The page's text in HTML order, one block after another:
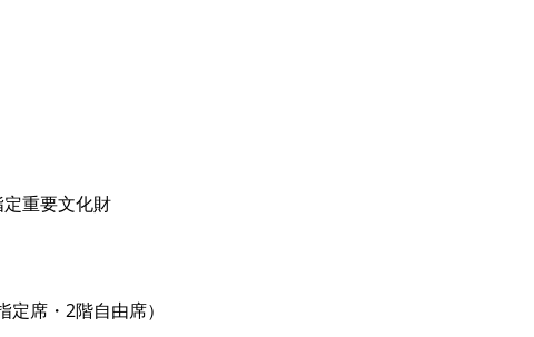
重要文化財
席・2階自由席）